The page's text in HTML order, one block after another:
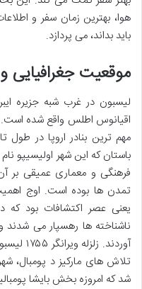
هوا، بهترین زمان سفر و
باید بداند، می پردازد.
موقعیت جغرافیایی
لیسبون در غرب شبه جزیره
اقیانوس اطلس واقع شده است.
مهم ترین بنادر اروپا در طول
باستان که این شهر اولیسیپو
فرهنگی و معماری عمیقی بر
تمدن ها بوده است. اوج
یعنی عصر اکتشافات بود که
ناشناخته ها رهسپار می شدند
آوردند.
تلاش های مارکیز د پومبال،
شد که امروزه بخش بایشا